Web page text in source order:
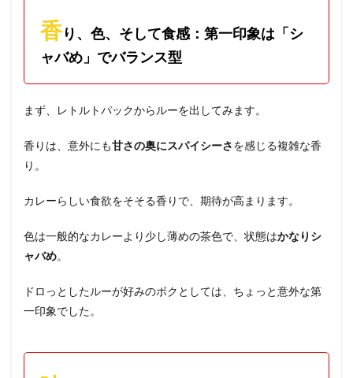
香り、色、そして食感：第一印象は「シ
ャバめ」でバランス型
まず、レトルトパックからルーを出してみます。
香りは、意外にも甘さの奥にスパイシーさを感じる複雑な香
り。
カレーらしい食欲をそそる香りで、期待が高まります。
色は一般的なカレーより少し薄めの茶色で、状態はかなりシ
ャバめ。
ドロっとしたルーが好みのボクとしては、ちょっと意外な第
一印象でした。